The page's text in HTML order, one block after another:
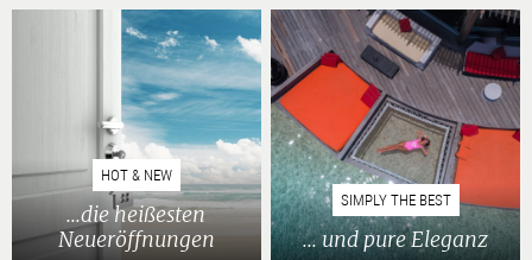
HOT & NEW
...die heißesten
Neueröffnungen
SIMPLY THE BEST
... und pure Eleganz